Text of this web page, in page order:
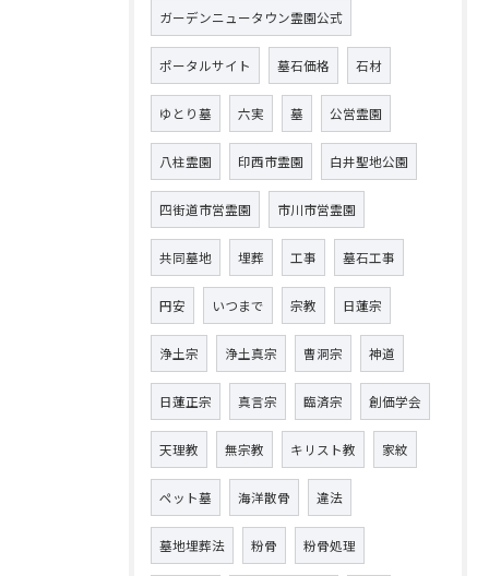
ガーデンニュータウン霊園公式
ポータルサイト 墓石価格 石材
ゆとり墓 六実 墓 公営霊園
八柱霊園 印西市霊園 白井聖地公園
四街道市営霊園 市川市営霊園
共同墓地 埋葬 工事 墓石工事
円安 いつまで 宗教 日蓮宗
浄土宗 浄土真宗 曹洞宗 神道
日蓮正宗 真言宗 臨済宗 創価学会
天理教 無宗教 キリスト教 家紋
ペット墓 海洋散骨 違法
墓地埋葬法 粉骨 粉骨処理